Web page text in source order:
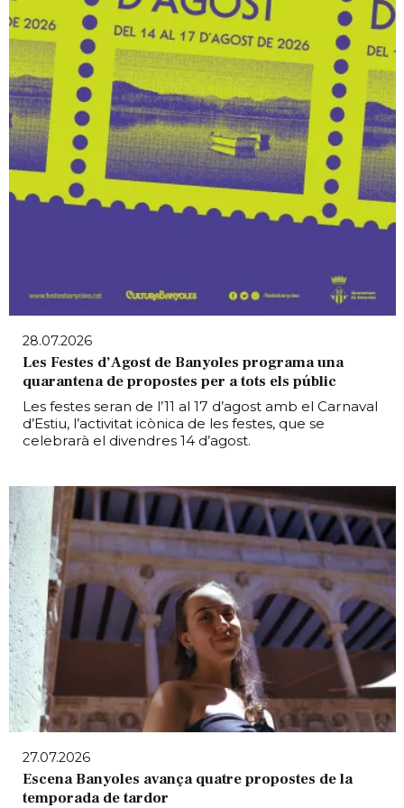
28.07.2026
Les Festes d’Agost de Banyoles programa una
quarantena de propostes per a tots els públic
Les festes seran de l’11 al 17 d’agost amb el Carnaval
d’Estiu, l’activitat icònica de les festes, que se
celebrarà el divendres 14 d’agost.
27.07.2026
Escena Banyoles avança quatre propostes de la
temporada de tardor